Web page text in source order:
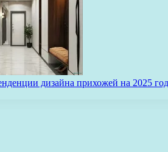
дизайна прихожей на 2025